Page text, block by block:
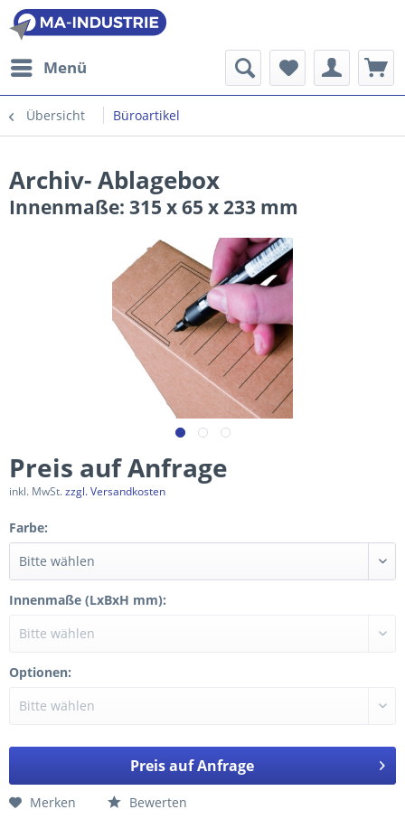
Menü
Übersicht Büroartikel
Archiv- Ablagebox
Innenmaße: 315 x 65 x 233 mm
Preis auf Anfrage
inkl. MwSt.zzgl. Versandkosten
Farbe:
Innenmaße (LxBxH mm):
Optionen:
Preis auf Anfrage
Merken Bewerten